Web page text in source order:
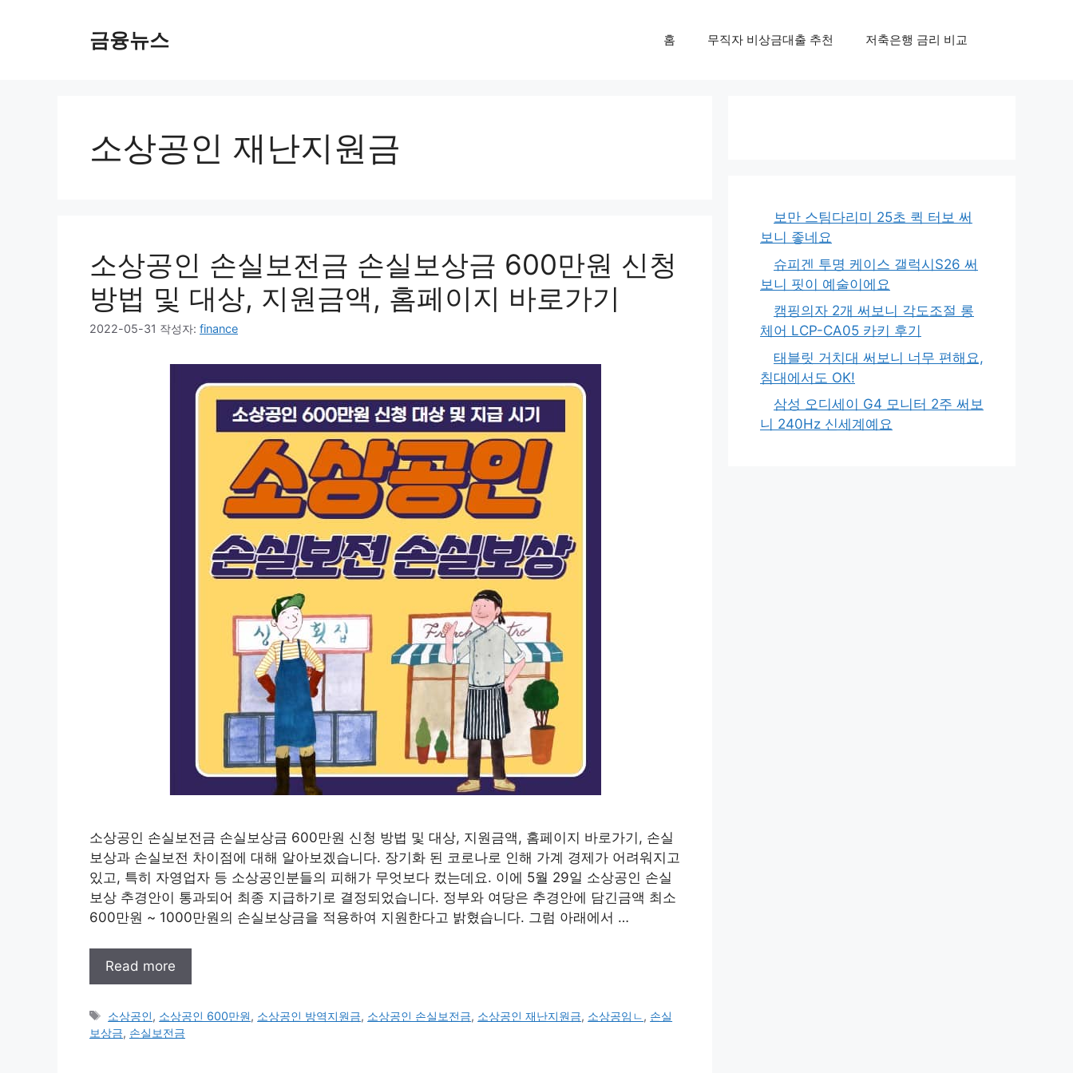
금융뉴스 홈 무직자 비상금대출 추천 저축은행 금리 비교
소상공인 재난지원금
소상공인 손실보전금 손실보상금 600만원 신청
방법 및 대상, 지원금액, 홈페이지 바로가기
2022-05-31 작성자: finance
소상공인 손실보전금 손실보상금 600만원 신청 방법 및 대상, 지원금액, 홈페이지 바로가기, 손실
보상과 손실보전 차이점에 대해 알아보겠습니다. 장기화 된 코로나로 인해 가계 경제가 어려워지고
있고, 특히 자영업자 등 소상공인분들의 피해가 무엇보다 컸는데요. 이에 5월 29일 소상공인 손실
보상 추경안이 통과되어 최종 지급하기로 결정되었습니다. 정부와 여당은 추경안에 담긴금액 최소
600만원 ~ 1000만원의 손실보상금을 적용하여 지원한다고 밝혔습니다. 그럼 아래에서 …
Read more
태
그
소상공인, 소상공인 600만원, 소상공인 방역지원금, 소상공인 손실보전금, 소상공인 재난지원금, 소상공임ㄴ, 손실
보상금, 손실보전금
보만 스팀다리미 25초 퀵 터보 써
보니 좋네요
슈피겐 투명 케이스 갤럭시S26 써
보니 핏이 예술이에요
캠핑의자 2개 써보니 각도조절 롱
체어 LCP-CA05 카키 후기
태블릿 거치대 써보니 너무 편해요,
침대에서도 OK!
삼성 오디세이 G4 모니터 2주 써보
니 240Hz 신세계예요